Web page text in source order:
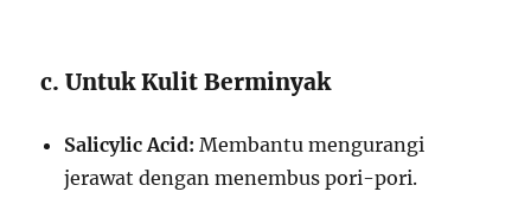
c. Untuk Kulit Berminyak
Salicylic Acid: Membantu mengurangi
jerawat dengan menembus pori-pori.